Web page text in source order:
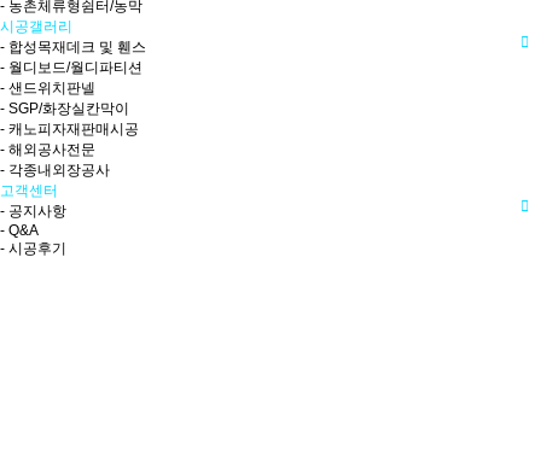
- 농촌체류형쉼터/농막
시공갤러리
- 합성목재데크 및 휀스
- 월디보드/월디파티션
- 샌드위치판넬
- SGP/화장실칸막이
- 캐노피자재판매시공
- 해외공사전문
- 각종내외장공사
고객센터
- 공지사항
- Q&A
- 시공후기